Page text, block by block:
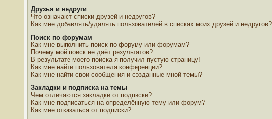
Друзья и недруги
Что означают списки друзей и недругов?
Как мне добавлять/удалять пользователей в списках моих друзей и недругов?
Поиск по форумам
Как мне выполнить поиск по форуму или форумам?
Почему мой поиск не даёт результатов?
В результате моего поиска я получил пустую страницу!
Как мне найти пользователя конференции?
Как мне найти свои сообщения и созданные мной темы?
Закладки и подписка на темы
Чем отличаются закладки от подписки?
Как мне подписаться на определённую тему или форум?
Как мне отказаться от подписки?